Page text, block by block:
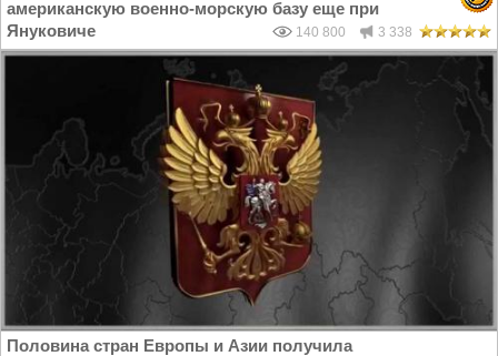
американскую военно-морскую базу еще при
Януковиче
140 800 3 338
Половина стран Европы и Азии получила